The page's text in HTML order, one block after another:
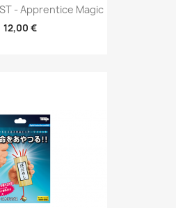
- Apprentice Magic
12,00 €